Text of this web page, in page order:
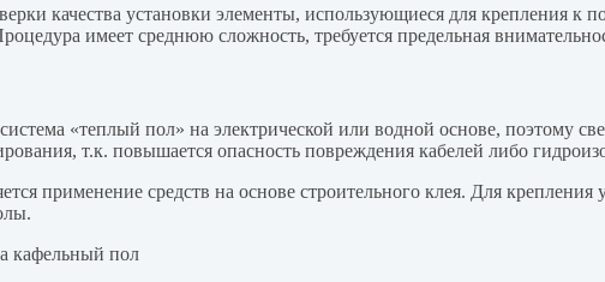
качества установки элементы, использующиеся для крепления
имеет среднюю сложность, требуется предельная
«теплый пол» на электрической или водной основе, поэтому
т.к. повышается опасность повреждения кабелей либо
применение средств на основе строительного клея. Для крепления